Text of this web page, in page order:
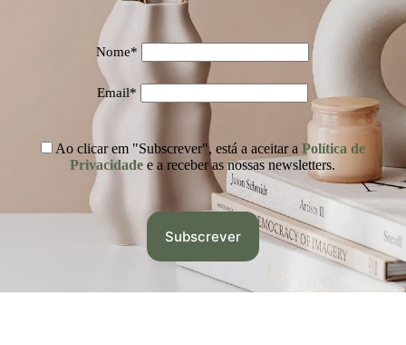
Nome*
Email*
Ao clicar em "Subscrever", está a aceitar a Política de
Privacidade e a receber as nossas newsletters.